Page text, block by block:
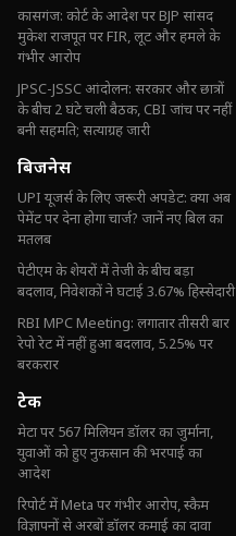
कासगंज: कोर्ट के आदेश पर BJP सांसद
मुकेश राजपूत पर FIR, लूट और हमले के
गंभीर आरोप
JPSC-JSSC आंदोलन: सरकार और छात्रों
के बीच 2 घंटे चली बैठक, CBI जांच पर नहीं
बनी सहमति; सत्याग्रह जारी
बिजनेस
UPI यूजर्स के लिए जरूरी अपडेट: क्या अब
पेमेंट पर देना होगा चार्ज? जानें नए बिल का
मतलब
पेटीएम के शेयरों में तेजी के बीच बड़ा
बदलाव, निवेशकों ने घटाई 3.67% हिस्सेदारी
RBI MPC Meeting: लगातार तीसरी बार
रेपो रेट में नहीं हुआ बदलाव, 5.25% पर
बरकरार
टेक
मेटा पर 567 मिलियन डॉलर का जुर्माना,
युवाओं को हुए नुकसान की भरपाई का
आदेश
रिपोर्ट में Meta पर गंभीर आरोप, स्कैम
विज्ञापनों से अरबों डॉलर कमाई का दावा